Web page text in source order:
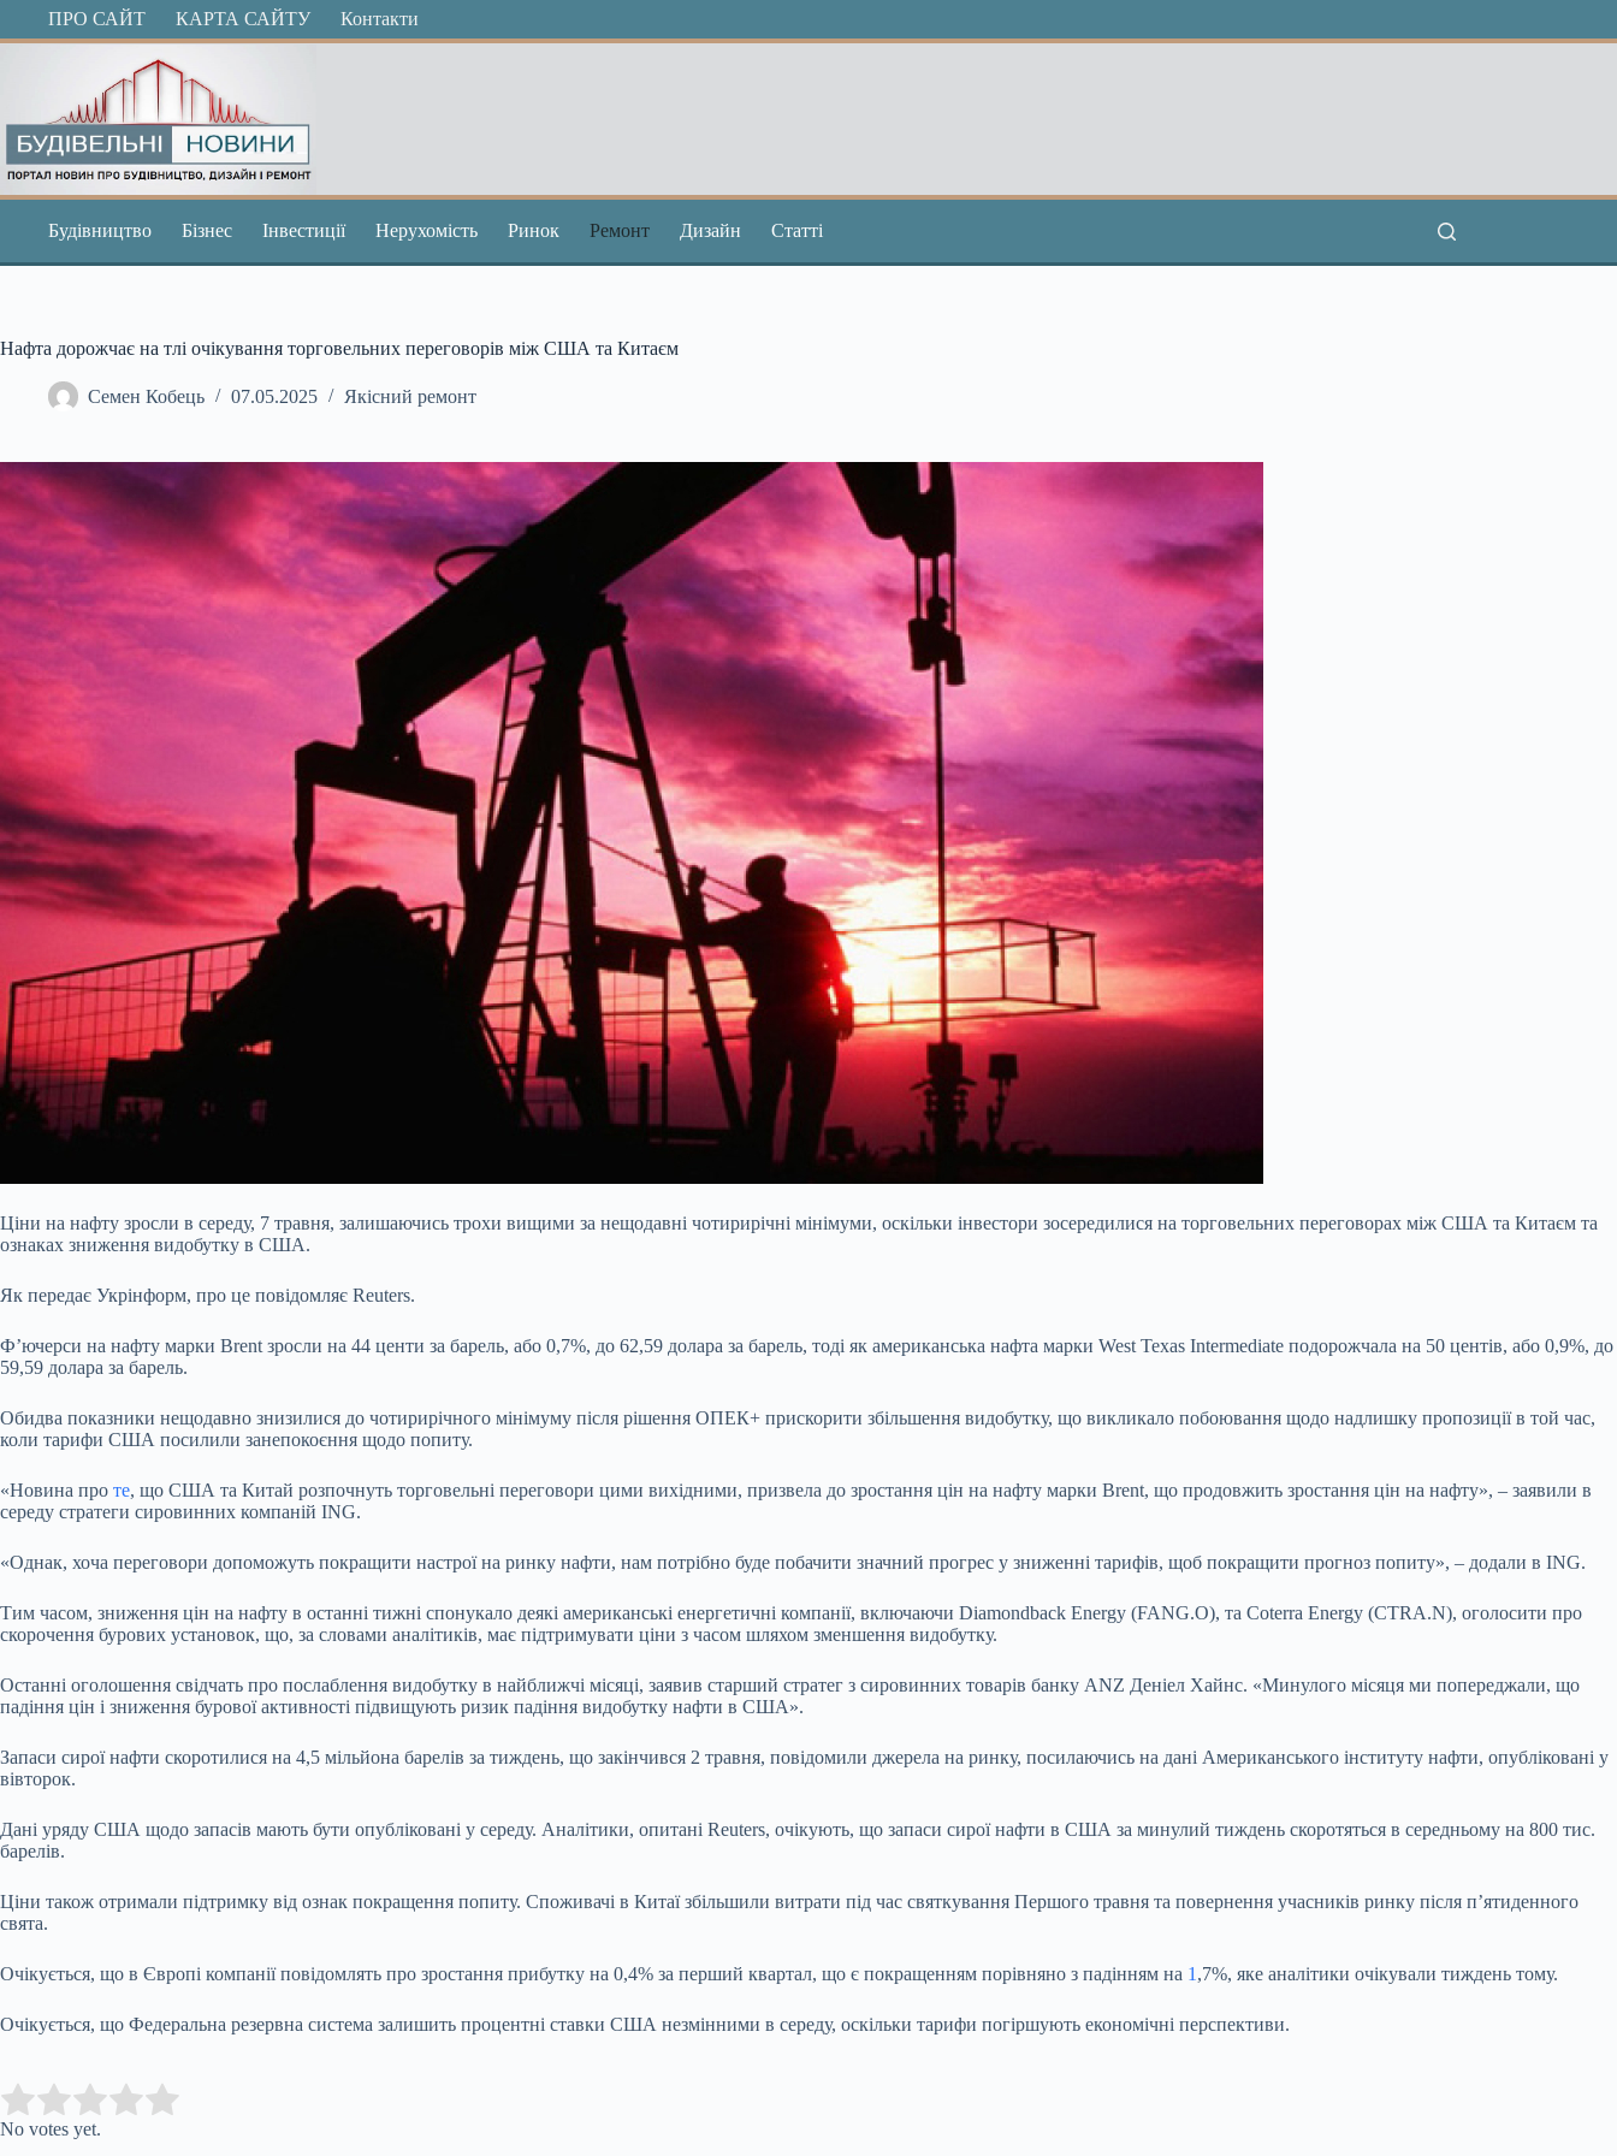
ПерейтиПРО САЙТ КАРТА САЙТУ Контакти
Будівництво Бізнес Інвестиції Нерухомість Ринок Ремонт Дизайн Статті
Нафта дорожчає на тлі очікування торговельних переговорів між США та Китаєм
Семен Кобець 07.05.2025 Якісний ремонт
Ціни на нафту зросли в середу, 7 травня, залишаючись трохи вищими за нещодавні чотирирічні мінімуми, оскільки інвестори зосередилися на торговельних переговорах між США та Китаєм та
ознаках зниження видобутку в США.
Як передає Укрінформ, про це повідомляє Reuters.
Ф’ючерси на нафту марки Brent зросли на 44 центи за барель, або 0,7%, до 62,59 долара за барель, тоді як американська нафта марки West Texas Intermediate подорожчала на 50 центів, або 0,9%, до
59,59 долара за барель.
Обидва показники нещодавно знизилися до чотирирічного мінімуму після рішення ОПЕК+ прискорити збільшення видобутку, що викликало побоювання щодо надлишку пропозиції в той час,
коли тарифи США посилили занепокоєння щодо попиту.
«Новина про те, що США та Китай розпочнуть торговельні переговори цими вихідними, призвела до зростання цін на нафту марки Brent, що продовжить зростання цін на нафту», – заявили в
середу стратеги сировинних компаній ING.
«Однак, хоча переговори допоможуть покращити настрої на ринку нафти, нам потрібно буде побачити значний прогрес у зниженні тарифів, щоб покращити прогноз попиту», – додали в ING.
Тим часом, зниження цін на нафту в останні тижні спонукало деякі американські енергетичні компанії, включаючи Diamondback Energy (FANG.O), та Coterra Energy (CTRA.N), оголосити про
скорочення бурових установок, що, за словами аналітиків, має підтримувати ціни з часом шляхом зменшення видобутку.
Останні оголошення свідчать про послаблення видобутку в найближчі місяці, заявив старший стратег з сировинних товарів банку ANZ Деніел Хайнс. «Минулого місяця ми попереджали, що
падіння цін і зниження бурової активності підвищують ризик падіння видобутку нафти в США».
Запаси сирої нафти скоротилися на 4,5 мільйона барелів за тиждень, що закінчився 2 травня, повідомили джерела на ринку, посилаючись на дані Американського інституту нафти, опубліковані у
вівторок.
Дані уряду США щодо запасів мають бути опубліковані у середу. Аналітики, опитані Reuters, очікують, що запаси сирої нафти в США за минулий тиждень скоротяться в середньому на 800 тис.
барелів.
Ціни також отримали підтримку від ознак покращення попиту. Споживачі в Китаї збільшили витрати під час святкування Першого травня та повернення учасників ринку після п’ятиденного
свята.
Очікується, що в Європі компанії повідомлять про зростання прибутку на 0,4% за перший квартал, що є покращенням порівняно з падінням на 1 ,7%, яке аналітики очікували тиждень тому.
Очікується, що Федеральна резервна система залишить процентні ставки США незмінними в середу, оскільки тарифи погіршують економічні перспективи.
Rate this item:
No votes yet.